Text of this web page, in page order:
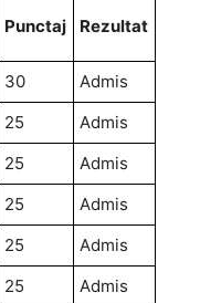
Punctaj Rezultat
30
Admis
25
Admis
25
Admis
25
Admis
25
Admis
25
Admis